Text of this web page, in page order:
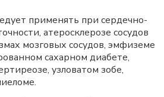
применять при сердечно-
атеросклерозе сосудов
мозговых сосудов, эмфиземе
сахарном диабете,
узловатом зобе,